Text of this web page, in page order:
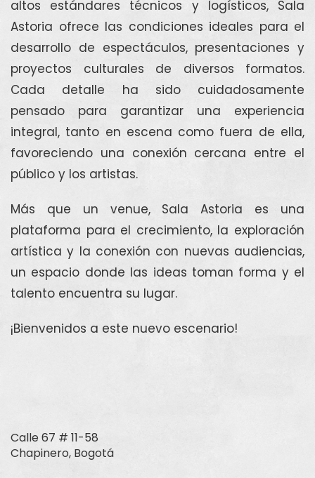
altos estándares técnicos y logísticos, Sala
Astoria ofrece las condiciones ideales para el
desarrollo de espectáculos, presentaciones y
proyectos culturales de diversos formatos.
Cada detalle ha sido cuidadosamente
pensado para garantizar una experiencia
integral, tanto en escena como fuera de ella,
favoreciendo una conexión cercana entre el
público y los artistas.
Más que un venue, Sala Astoria es una
plataforma para el crecimiento, la exploración
artística y la conexión con nuevas audiencias,
un espacio donde las ideas toman forma y el
talento encuentra su lugar.
¡Bienvenidos a este nuevo escenario!
Calle 67 # 11-58
Chapinero, Bogotá